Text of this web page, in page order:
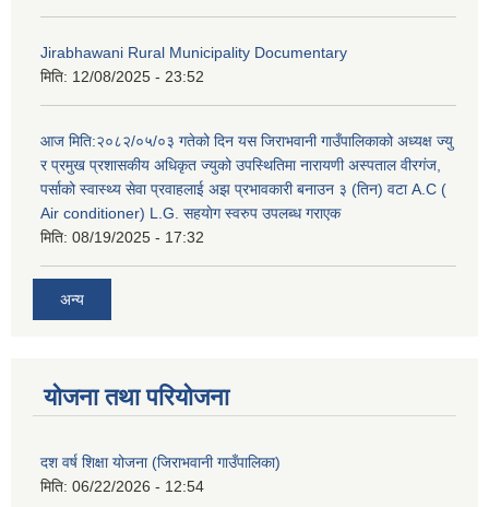
Jirabhawani Rural Municipality Documentary
मिति: 12/08/2025 - 23:52
आज मिति:२०८२/०५/०३ गतेको दिन यस जिराभवानी गाउँपालिकाको अध्यक्ष ज्यु
र प्रमुख प्रशासकीय अधिकृत ज्युको उपस्थितिमा नारायणी अस्पताल वीरगंज,
पर्साको स्वास्थ्य सेवा प्रवाहलाई अझ प्रभावकारी बनाउन ३ (तिन) वटा A.C (
Air conditioner) L.G. सहयाेग स्वरुप उपलब्ध गराएक
मिति: 08/19/2025 - 17:32
अन्य
योजना तथा परियोजना
दश वर्ष शिक्षा योजना (जिराभवानी गाउँपालिका)
मिति: 06/22/2026 - 12:54